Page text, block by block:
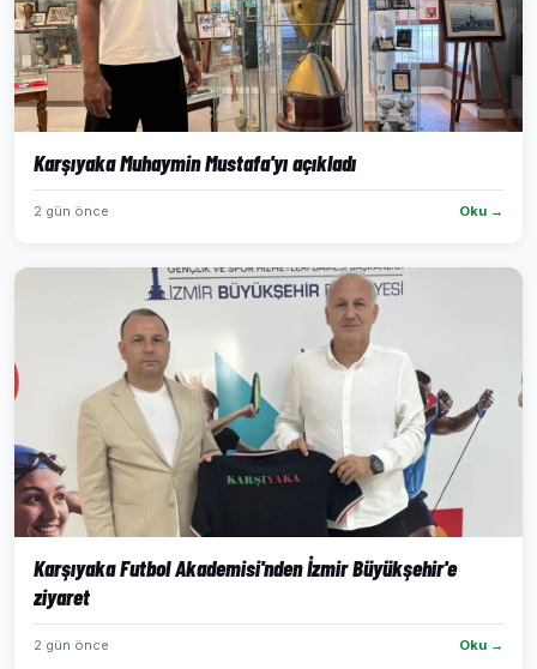
Karşıyaka Muhaymin Mustafa'yı açıkladı
2 gün önce Oku →
Karşıyaka Futbol Akademisi'nden İzmir Büyükşehir'e
ziyaret
2 gün önce Oku →